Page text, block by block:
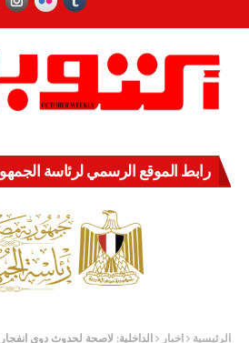
رابط الموقع الرسمي لرئاسة
الرئيسية اخبار الداخلية: لاصحة لحدوث دوي